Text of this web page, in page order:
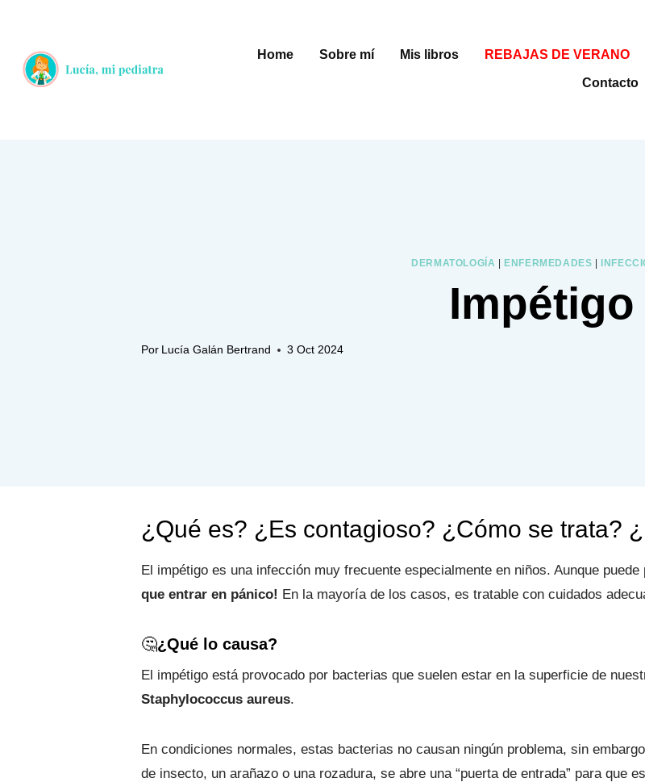
contenido
Home Sobre mí Mis libros REBAJAS DE VERANO
Contacto
DERMATOLOGÍA ENFERMEDADES
Impétigo
Por Lucía Galán Bertrand 3 Oct 2024
¿Qué es? ¿Es contagioso? ¿Cómo se trata?
El impétigo es una infección muy frecuente especialmente en niños. Aunque
que entrar en pánico! En la mayoría de los casos, es tratable con cuidados
🤔¿Qué lo causa?
El impétigo está provocado por bacterias que suelen estar en la superficie de
Staphylococcus aureus.
En condiciones normales, estas bacterias no causan ningún problema, sin
de insecto, un arañazo o una rozadura, se abre una “puerta de entrada” para que